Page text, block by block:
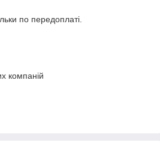
по передоплаті.
компаній